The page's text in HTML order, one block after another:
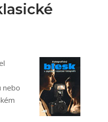
nebo